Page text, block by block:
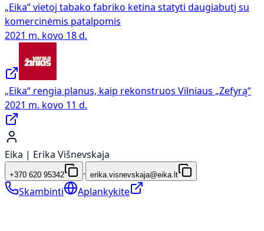
„Eika“ vietoj tabako fabriko ketina statyti daugiabutį su
komercinėmis patalpomis
2021 m. kovo 18 d.
„Eika“ rengia planus, kaip rekonstruos Vilniaus „Zefyrą“
2021 m. kovo 11 d.
Eika | Erika Višnevskaja
+370 620 95342 · erika.visnevskaja@eika.lt
Skambinti Aplankykite